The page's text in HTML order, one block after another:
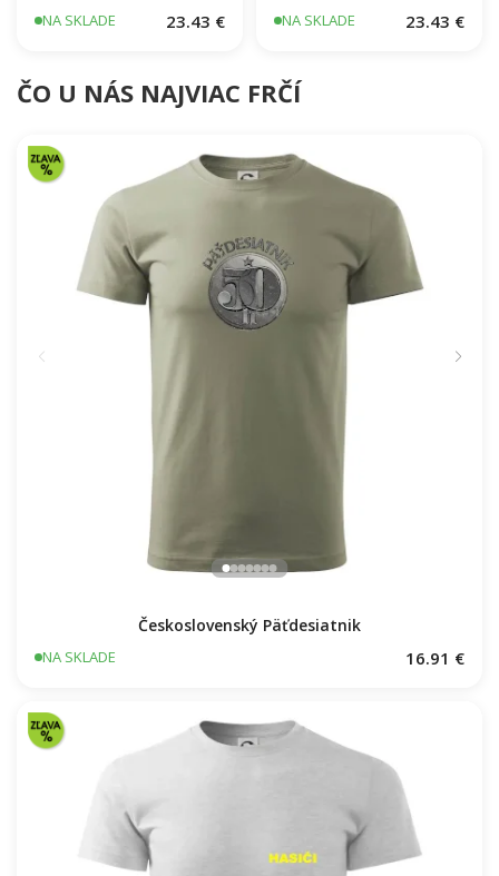
NA SKLADE 23.43 € NA SKLADE 23.43 €
ČO U NÁS NAJVIAC FRČÍ
Československý Päťdesiatnik
NA SKLADE 16.91 €